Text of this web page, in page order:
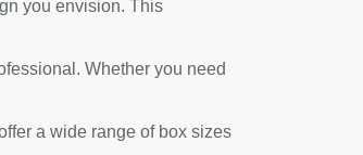
you envision. This
Whether you need
a wide range of box sizes